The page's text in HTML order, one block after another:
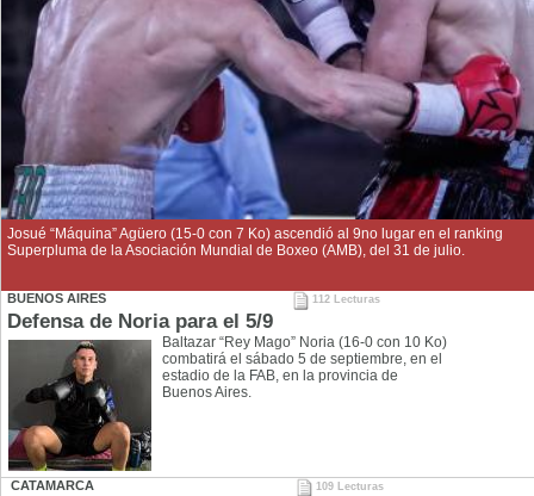
Josué “Máquina” Agüero (15-0 con 7 Ko) ascendió al 9no lugar en el ranking
Superpluma de la Asociación Mundial de Boxeo (AMB), del 31 de julio.
BUENOS AIRES 112 Lecturas
Defensa de Noria para el 5/9
Baltazar “Rey Mago” Noria (16-0 con 10 Ko)
combatirá el sábado 5 de septiembre, en el
estadio de la FAB, en la provincia de
Buenos Aires.
CATAMARCA 109 Lecturas